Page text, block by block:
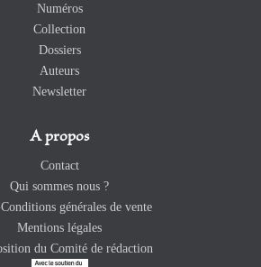
Numéros
Collection
Dossiers
Auteurs
Newsletter
A propos
Contact
Qui sommes nous ?
générales de vente
Mentions légales
du Comité de rédaction